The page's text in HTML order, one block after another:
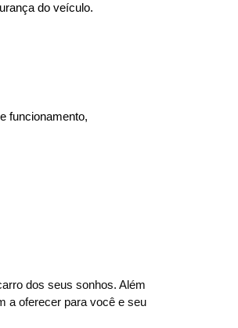
do veículo.
funcionamento,
dos seus sonhos. Além
a oferecer para você e seu